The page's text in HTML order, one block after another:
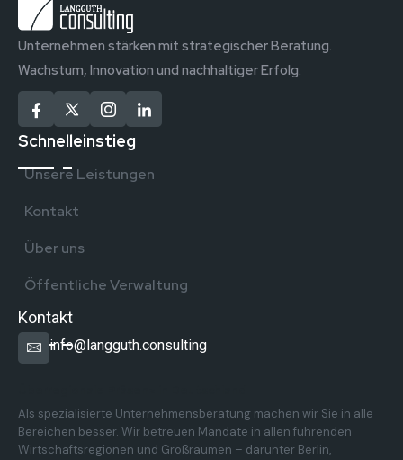
Unternehmen stärken mit strategischer Beratung.
Wachstum, Innovation und nachhaltiger Erfolg.
Schnelleinstieg
Unsere Leistungen
Kontakt
Über uns
Öffentliche Verwaltung
Kontakt
info@langguth.consulting
Als spezialisierte Unternehmensberatung machen wir Sie in alle
Bereichen besser. Wir betreuen Mandate in allen führenden
Wirtschaftsregionen und Großräumen – darunter Berlin,